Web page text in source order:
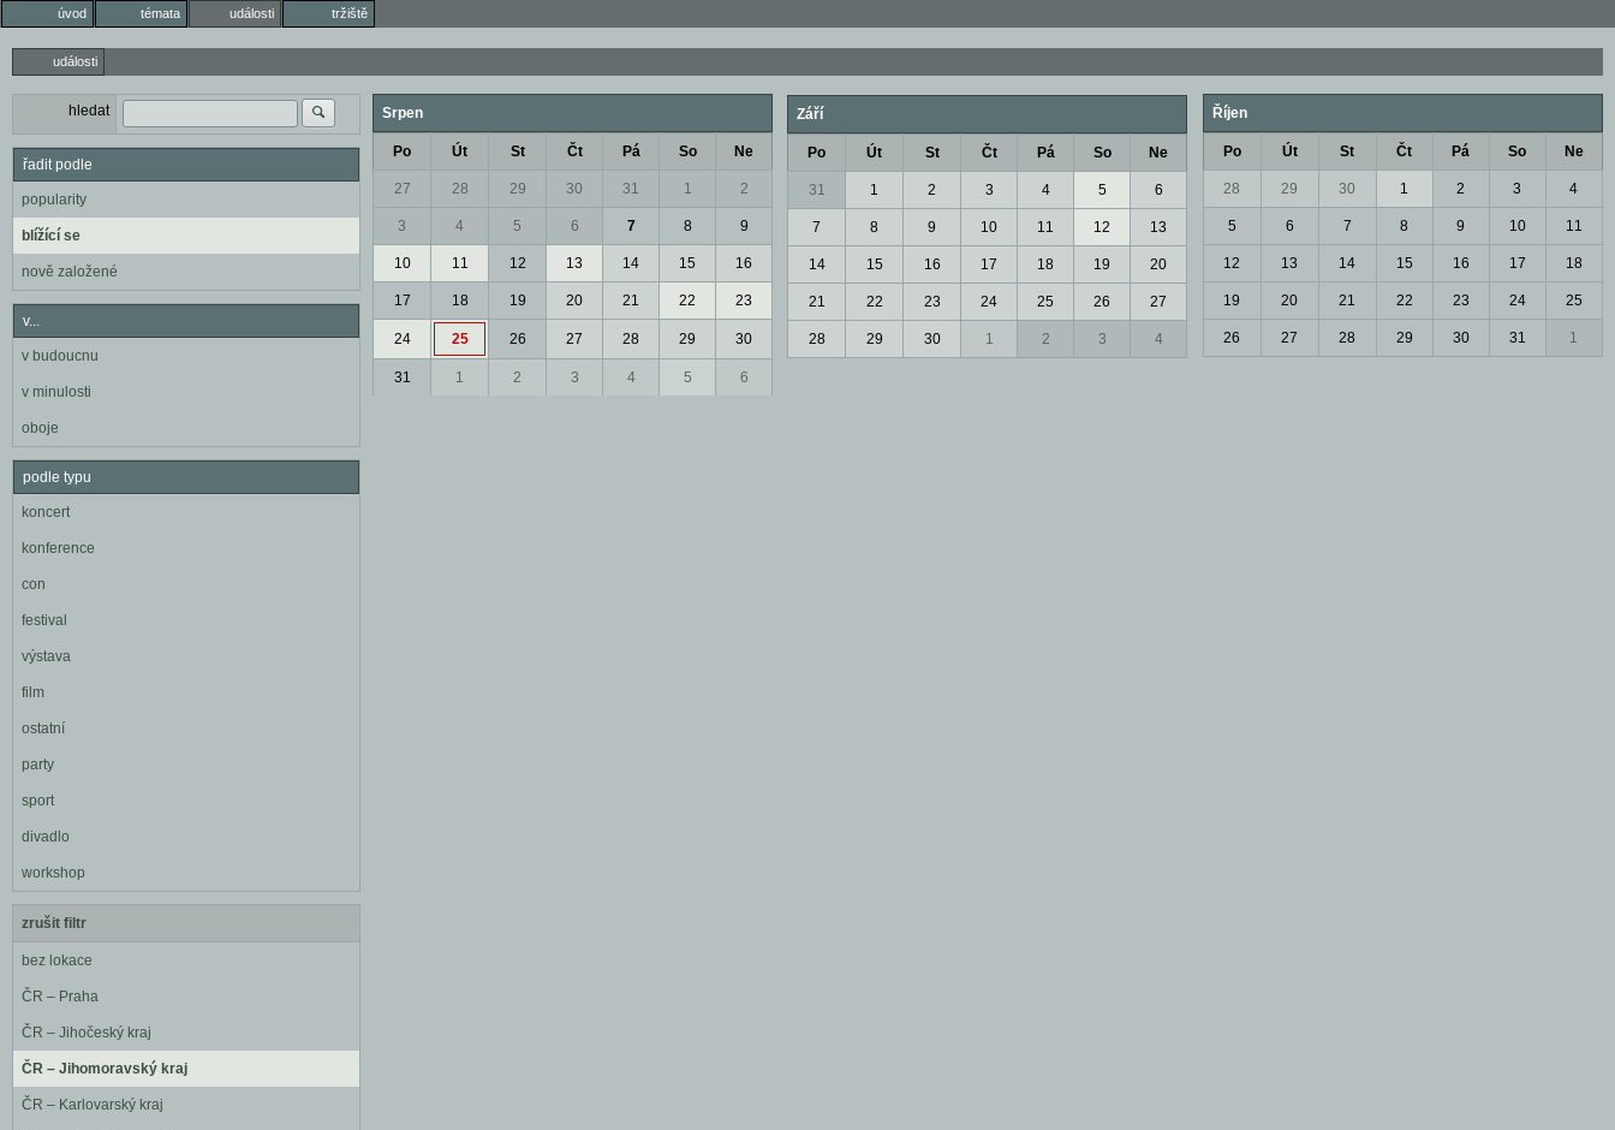
úvod témata události tržiště
události
hledat
řadit podle
popularity
blížící se
nově založené
v...
v budoucnu
v minulosti
oboje
podle typu
koncert
konference
con
festival
výstava
film
ostatní
party
sport
divadlo
workshop
zrušit filtr
bez lokace
ČR – Praha
ČR – Jihočeský kraj
ČR – Jihomoravský kraj
ČR – Karlovarský kraj
Srpen
Po Út St Čt Pá So Ne
27 28 29 30 31 1 2
3 4 5 6 7 8 9
10 11 12 13 14 15 16
17 18 19 20 21 22 23
24 25 26 27 28 29 30
31 1 2 3 4 5 6
Září
Po Út St Čt Pá So Ne
31 1 2 3 4 5 6
7 8 9 10 11 12 13
14 15 16 17 18 19 20
21 22 23 24 25 26 27
28 29 30 1 2 3 4
Říjen
Po Út St Čt Pá So Ne
28 29 30 1 2 3 4
5 6 7 8 9 10 11
12 13 14 15 16 17 18
19 20 21 22 23 24 25
26 27 28 29 30 31 1